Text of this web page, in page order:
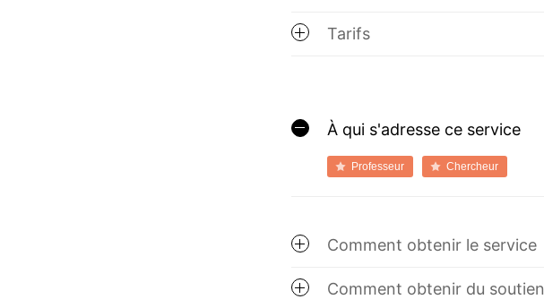
Tarifs
À qui s'adresse ce service
Professeur Chercheur
Comment obtenir le service
Comment obtenir du soutien